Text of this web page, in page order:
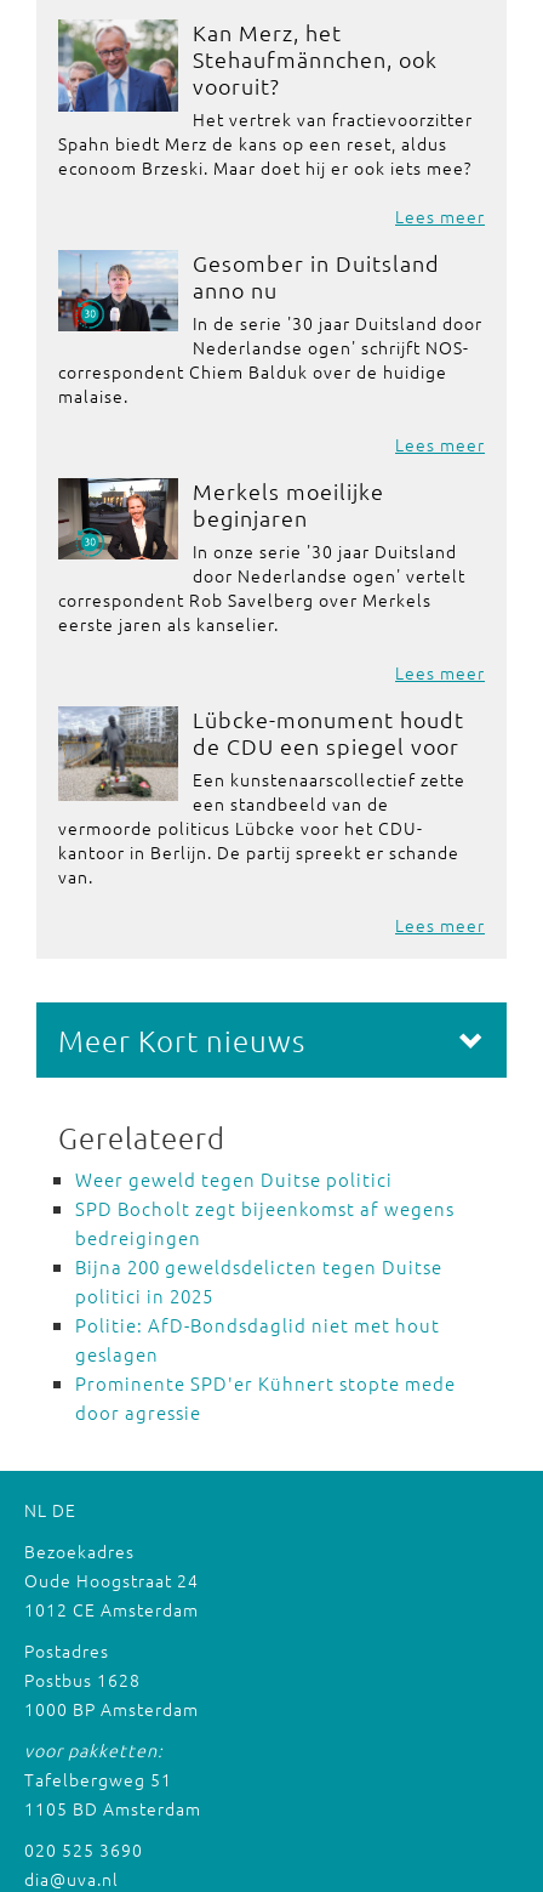
Kan Merz, het
Stehaufmännchen, ook
vooruit?
Het vertrek van fractievoorzitter
Spahn biedt Merz de kans op een reset, aldus
econoom Brzeski. Maar doet hij er ook iets mee?
Lees meer
Gesomber in Duitsland
anno nu
In de serie '30 jaar Duitsland door
Nederlandse ogen' schrijft NOS-
correspondent Chiem Balduk over de huidige
malaise.
Lees meer
Merkels moeilijke
beginjaren
In onze serie '30 jaar Duitsland
door Nederlandse ogen' vertelt
correspondent Rob Savelberg over Merkels
eerste jaren als kanselier.
Lees meer
Lübcke-monument houdt
de CDU een spiegel voor
Een kunstenaarscollectief zette
een standbeeld van de
vermoorde politicus Lübcke voor het CDU-
kantoor in Berlijn. De partij spreekt er schande
van.
Lees meer
Meer Kort nieuws
Gerelateerd
Weer geweld tegen Duitse politici
SPD Bocholt zegt bijeenkomst af wegens
bedreigingen
Bijna 200 geweldsdelicten tegen Duitse
politici in 2025
Politie: AfD-Bondsdaglid niet met hout
geslagen
Prominente SPD'er Kühnert stopte mede
door agressie
NL DE
Bezoekadres
Oude Hoogstraat 24
1012 CE Amsterdam
Postadres
Postbus 1628
1000 BP Amsterdam
voor pakketten:
Tafelbergweg 51
1105 BD Amsterdam
020 525 3690
dia@uva.nl